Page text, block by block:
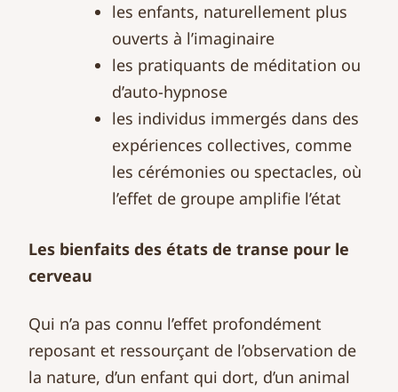
les enfants, naturellement plus
ouverts à l’imaginaire
les pratiquants de méditation ou
d’auto-hypnose
les individus immergés dans des
expériences collectives, comme
les cérémonies ou spectacles, où
l’effet de groupe amplifie l’état
Les bienfaits des états de transe pour le
cerveau
Qui n’a pas connu l’effet profondément
reposant et ressourçant de l’observation de
la nature, d’un enfant qui dort, d’un animal